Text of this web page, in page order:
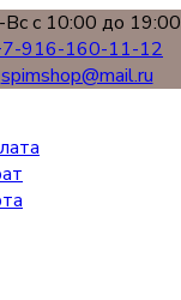
с 10:00 до 19:00
916-160-11-12
spimshop@mail.ru